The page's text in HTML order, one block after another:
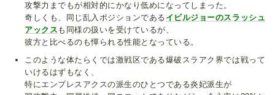
攻撃力までもが相対的にかなり低めになってしまった。
奇しくも、同じ乱入ポジションである イビルジョーのスラッシュ
アックス も同様の扱いを受けているが、
彼方と比べるのも憚られる性能となっている。
このような体たらくでは激戦区である爆破スラアク界では戦って
いけるはずもなく、
特にエンプレスアクスの派生のひとつである炎妃派生が